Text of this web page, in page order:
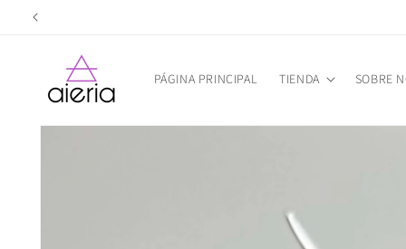
directamente
PÁGINA PRINCIPAL TIENDA SOBRE
directamente